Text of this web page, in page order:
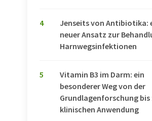
4
Jenseits von Antibiotika:
neuer Ansatz zur
Harnwegsinfektionen
5
Vitamin B3 im Darm: ein
besonderer Weg von der
Grundlagenforschung bis
klinischen Anwendung